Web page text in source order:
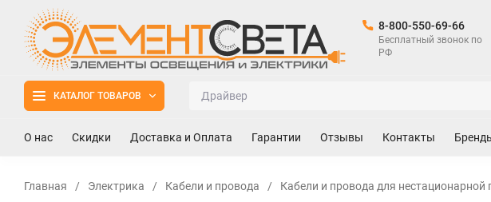
8-800-550-69-66
Бесплатный звонок по
РФ
КАТАЛОГ ТОВАРОВ
О нас Скидки Доставка и Оплата Гарантии Отзывы Контакты
Главная / Электрика / Кабели и провода / Кабели и провода для нестационарной